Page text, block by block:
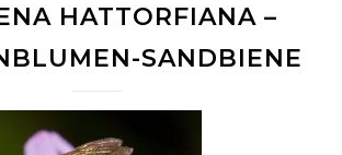
HATTORFIANA –
SANDBIENE